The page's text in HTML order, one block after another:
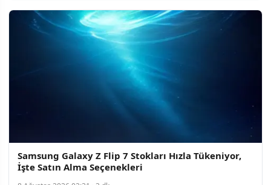
Samsung Galaxy Z Flip 7 Stokları Hızla Tükeniyor,
İşte Satın Alma Seçenekleri